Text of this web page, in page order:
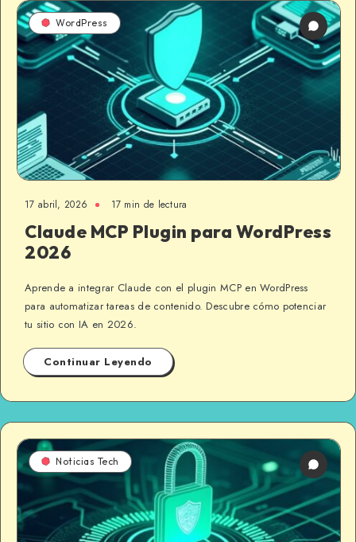
WordPress
17 abril, 2026 17 min de lectura
Claude MCP Plugin para WordPress
2026
Aprende a integrar Claude con el plugin MCP en WordPress
para automatizar tareas de contenido. Descubre cómo potenciar
tu sitio con IA en 2026.
Continuar Leyendo
Noticias Tech